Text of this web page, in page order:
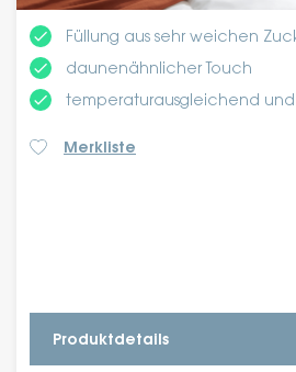
done Füllung aus sehr weichen
done daunenähnlicher Touch
done temperaturausgleichend
Merkliste
Produktdetails